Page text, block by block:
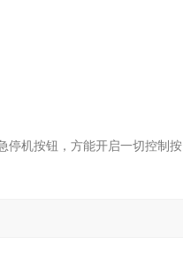
机按钮，方能开启一切控制按